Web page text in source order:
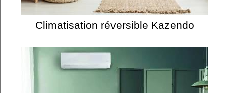
Climatisation réversible Kazendo